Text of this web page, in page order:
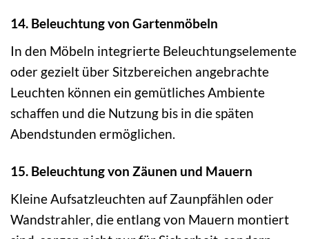
14. Beleuchtung von Gartenmöbeln
In den Möbeln integrierte Beleuchtungselemente
oder gezielt über Sitzbereichen angebrachte
Leuchten können ein gemütliches Ambiente
schaffen und die Nutzung bis in die späten
Abendstunden ermöglichen.
15. Beleuchtung von Zäunen und Mauern
Kleine Aufsatzleuchten auf Zaunpfählen oder
Wandstrahler, die entlang von Mauern montiert